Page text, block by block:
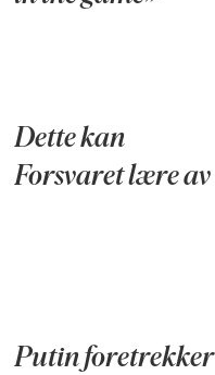
Dette kan
Forsvaret lære av
Putin foretrekker